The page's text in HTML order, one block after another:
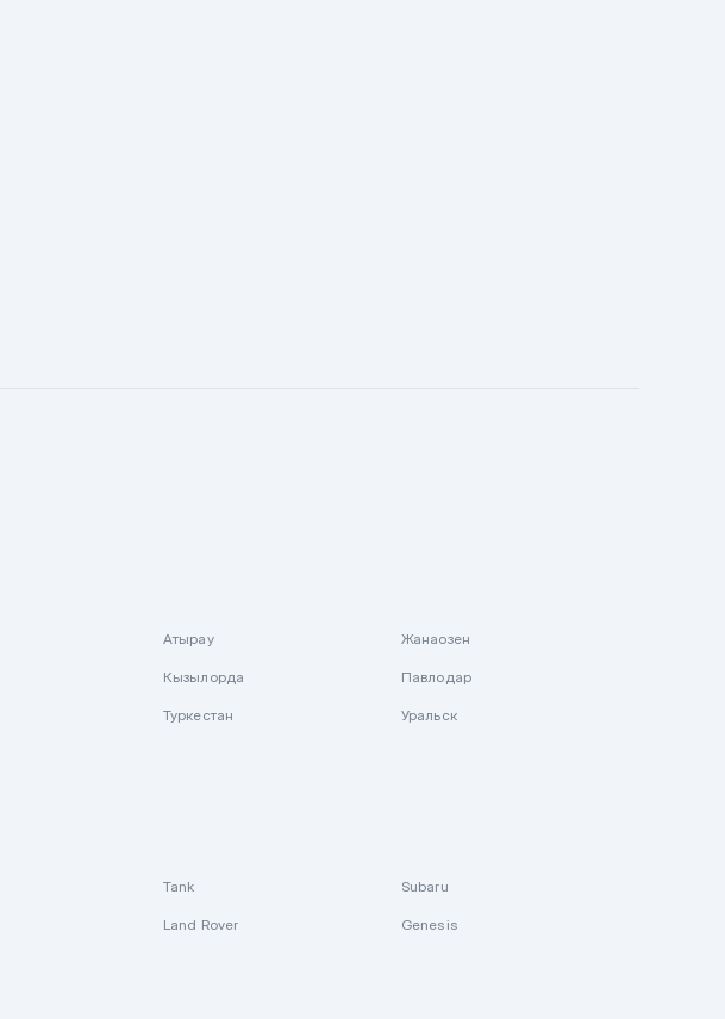
Атырау Жанаозен
Кызылорда Павлодар
Туркестан Уральск
Tank Subaru
Land Rover Genesis